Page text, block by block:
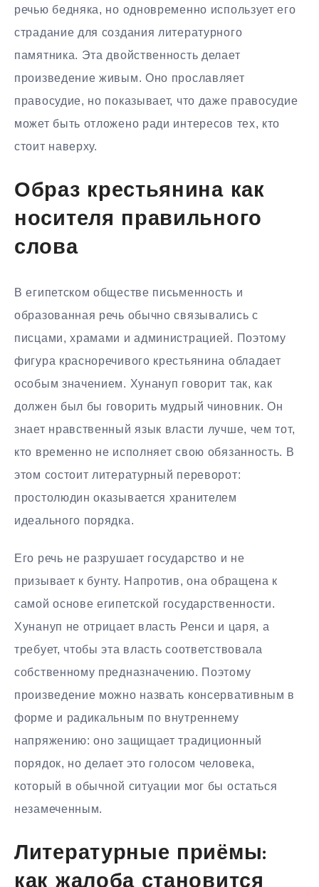
речью бедняка, но одновременно использует его
страдание для создания литературного
памятника. Эта двойственность делает
произведение живым. Оно прославляет
правосудие, но показывает, что даже правосудие
может быть отложено ради интересов тех, кто
стоит наверху.
Образ крестьянина как
носителя правильного
слова
В египетском обществе письменность и
образованная речь обычно связывались с
писцами, храмами и администрацией. Поэтому
фигура красноречивого крестьянина обладает
особым значением. Хунануп говорит так, как
должен был бы говорить мудрый чиновник. Он
знает нравственный язык власти лучше, чем тот,
кто временно не исполняет свою обязанность. В
этом состоит литературный переворот:
простолюдин оказывается хранителем
идеального порядка.
Его речь не разрушает государство и не
призывает к бунту. Напротив, она обращена к
самой основе египетской государственности.
Хунануп не отрицает власть Ренси и царя, а
требует, чтобы эта власть соответствовала
собственному предназначению. Поэтому
произведение можно назвать консервативным в
форме и радикальным по внутреннему
напряжению: оно защищает традиционный
порядок, но делает это голосом человека,
который в обычной ситуации мог бы остаться
незамеченным.
Литературные приёмы:
как жалоба становится